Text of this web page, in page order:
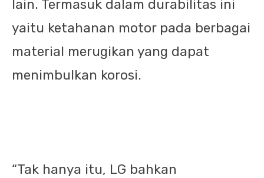
lain. Termasuk dalam durabilitas ini
yaitu ketahanan motor pada berbagai
material merugikan yang dapat
menimbulkan korosi.
“Tak hanya itu, LG bahkan